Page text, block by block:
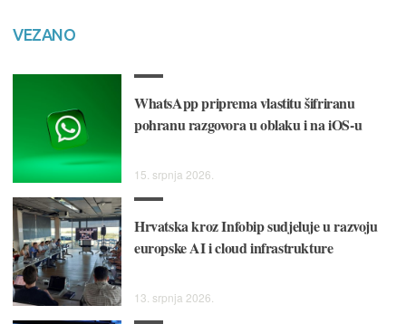
VEZANO
WhatsApp priprema vlastitu šifriranu
pohranu razgovora u oblaku i na iOS-u
15. srpnja 2026.
Hrvatska kroz Infobip sudjeluje u razvoju
europske AI i cloud infrastrukture
13. srpnja 2026.